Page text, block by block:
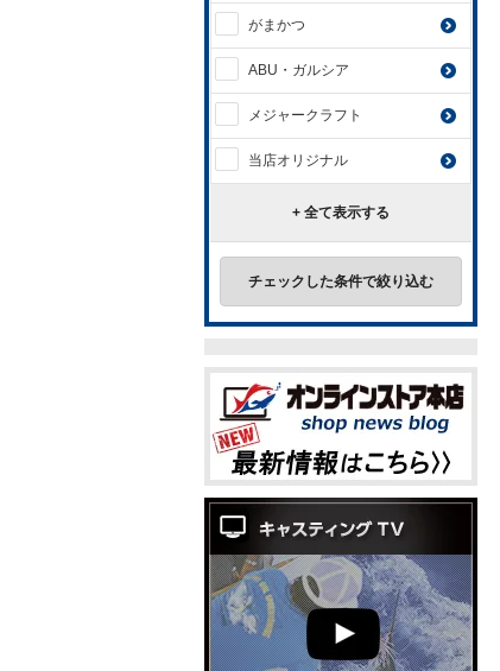
がまかつ
ABU・ガルシア
メジャークラフト
当店オリジナル
+ 全て表示する
チェックした条件で絞り込む